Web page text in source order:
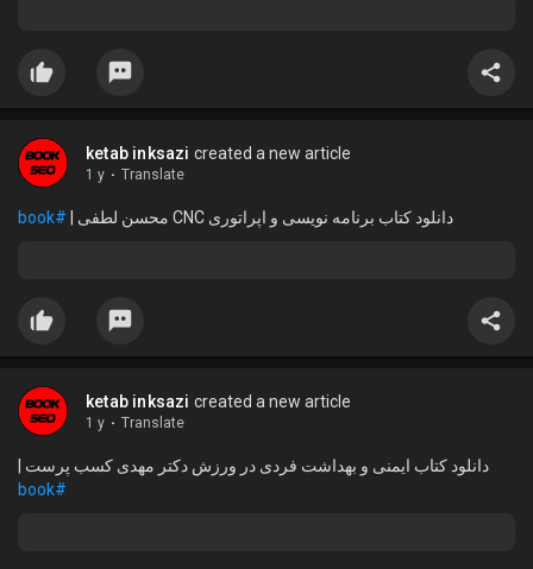
ketab inksazi created a new article
1 y · Translate
دانلود کتاب برنامه نویسی و اپراتوری CNC محسن لطفی | #book
ketab inksazi created a new article
1 y · Translate
دانلود کتاب ایمنی و بهداشت فردی در ورزش دکتر مهدی کسب پرست |
#book